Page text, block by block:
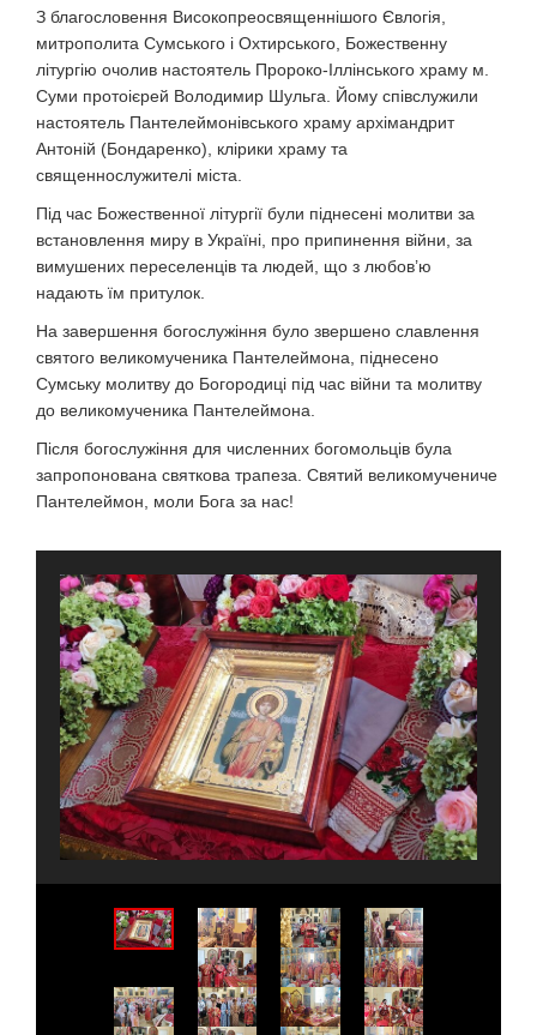
З благословення Високопреосвященнішого Євлогія,
митрополита Сумського і Охтирського, Божественну
літургію очолив настоятель Пророко-Іллінського храму м.
Суми протоієрей Володимир Шульга. Йому співслужили
настоятель Пантелеймонівського храму архімандрит
Антоній (Бондаренко), клірики храму та
священнослужителі міста.
Під час Божественної літургії були піднесені молитви за
встановлення миру в Україні, про припинення війни, за
вимушених переселенців та людей, що з любов’ю
надають їм притулок.
На завершення богослужіння було звершено славлення
святого великомученика Пантелеймона, піднесено
Сумську молитву до Богородиці під час війни та молитву
до великомученика Пантелеймона.
Після богослужіння для численних богомольців була
запропонована святкова трапеза. Святий великомучениче
Пантелеймон, моли Бога за нас!